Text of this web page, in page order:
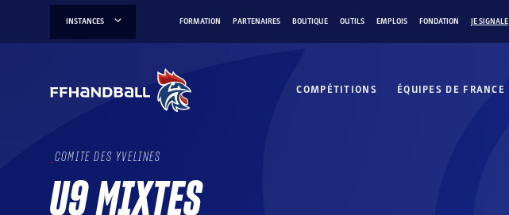
INSTANCES FORMATION PARTENAIRES BOUTIQUE OUTILS EMPLOIS FONDATION JE SIGNALE
COMPÉTITIONS ÉQUIPES DE FRANCE
COMITE DES YVELINES
U9 MIXTES